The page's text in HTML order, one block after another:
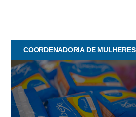
COORDENADORIA DE MULHERES